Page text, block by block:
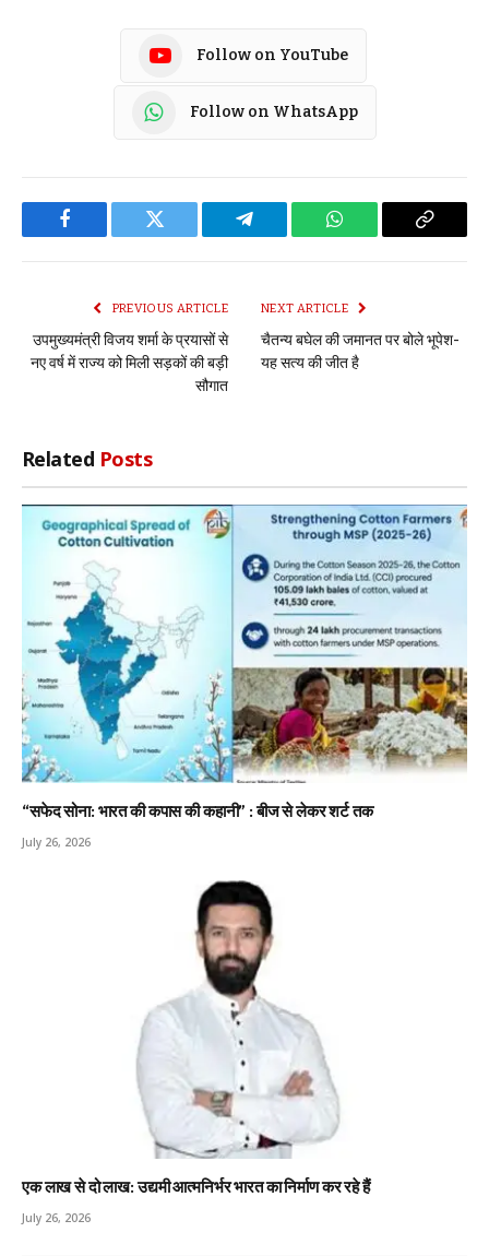
Follow on YouTube
Follow on WhatsApp
Facebook Twitter Telegram WhatsApp Copy
PREVIOUS ARTICLE
उपमुख्यमंत्री विजय शर्मा के प्रयासों से
नए वर्ष में राज्य को मिली सड़कों की बड़ी
सौगात
NEXT ARTICLE
चैतन्य बघेल की जमानत पर बोले भूपेश-
यह सत्य की जीत है
Related Posts
“सफेद सोना: भारत की कपास की कहानी” : बीज से लेकर शर्ट तक
July 26, 2026
एक लाख से दो लाख: उद्यमी आत्मनिर्भर भारत का निर्माण कर रहे हैं
July 26, 2026